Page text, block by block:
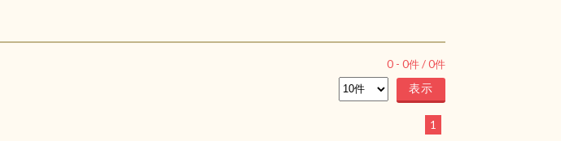
0 - 0件 /0件
1